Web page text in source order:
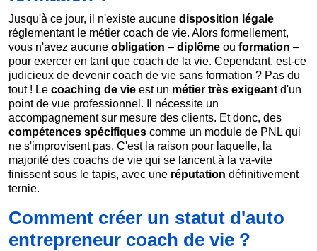
Jusqu'à ce jour, il n'existe aucune disposition légale
réglementant le métier coach de vie. Alors formellement,
vous n'avez aucune obligation – diplôme ou formation –
pour exercer en tant que coach de la vie. Cependant, est-ce
judicieux de devenir coach de vie sans formation ? Pas du
tout ! Le coaching de vie est un métier très exigeant d'un
point de vue professionnel. Il nécessite un
accompagnement sur mesure des clients. Et donc, des
compétences spécifiques comme un module de PNL qui
ne s'improvisent pas. C'est la raison pour laquelle, la
majorité des coachs de vie qui se lancent à la va-vite
finissent sous le tapis, avec une réputation définitivement
ternie.
Comment créer un statut d'auto
entrepreneur coach de vie ?